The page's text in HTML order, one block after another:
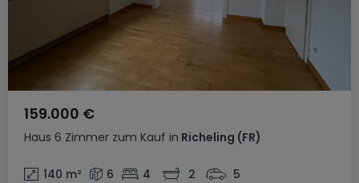
Haus 6 Zimmer zum Kauf in Richeling (FR)
159.000 €
140 m² 6 4 2 5